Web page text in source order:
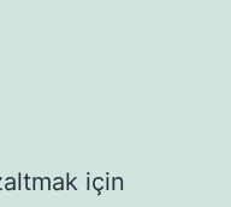
için